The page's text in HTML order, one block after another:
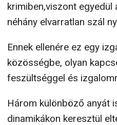
krimiben,viszont egyedül
néhány elvarratlan szál
Ennek ellenére ez egy
közösségbe, olyan
feszültséggel és
Három különböző anyát
dinamikákon keresztül